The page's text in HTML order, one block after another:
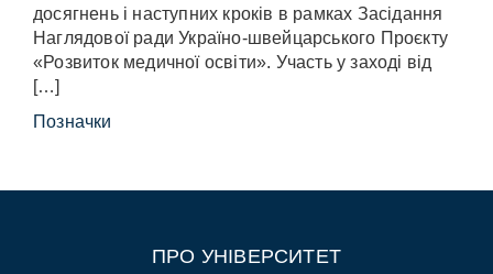
досягнень і наступних кроків в рамках Засідання
Наглядової ради Україно-швейцарського Проєкту
«Розвиток медичної освіти». Участь у заході від
[…]
Позначки
ПРО УНІВЕРСИТЕТ